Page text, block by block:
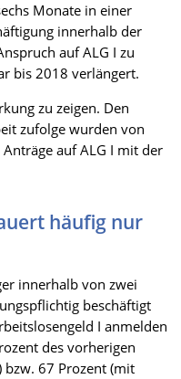
Monate in einer
innerhalb der
auf ALG I zu
bis 2018 verlängert.
zu zeigen. Den
zufolge wurden von
auf ALG I mit der
häufig nur
innerhalb von zwei
beschäftigt
I anmelden
des vorherigen
67 Prozent (mit